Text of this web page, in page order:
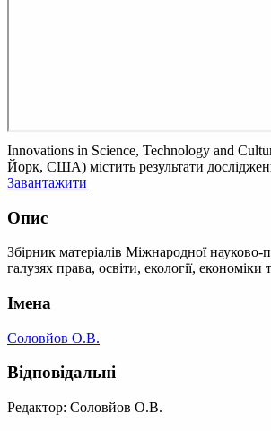
Innovations in Science, Technology and
Йорк, США) містить результати
Завантажити
Опис
Збірник матеріалів Міжнародної
галузях права, освіти, екології,
Імена
Соловйов О.В.
Відповідальні
Редактор: Соловйов О.В.